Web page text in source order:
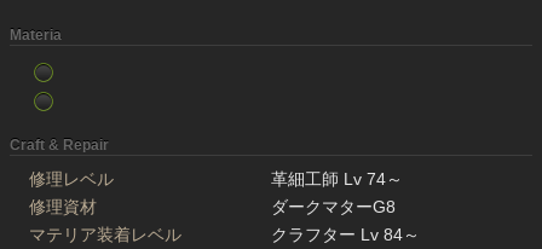
Materia
Craft & Repair
修理レベル
革細工師 Lv 74～
修理資材
ダークマターG8
マテリア装着レベル
クラフター Lv 84～